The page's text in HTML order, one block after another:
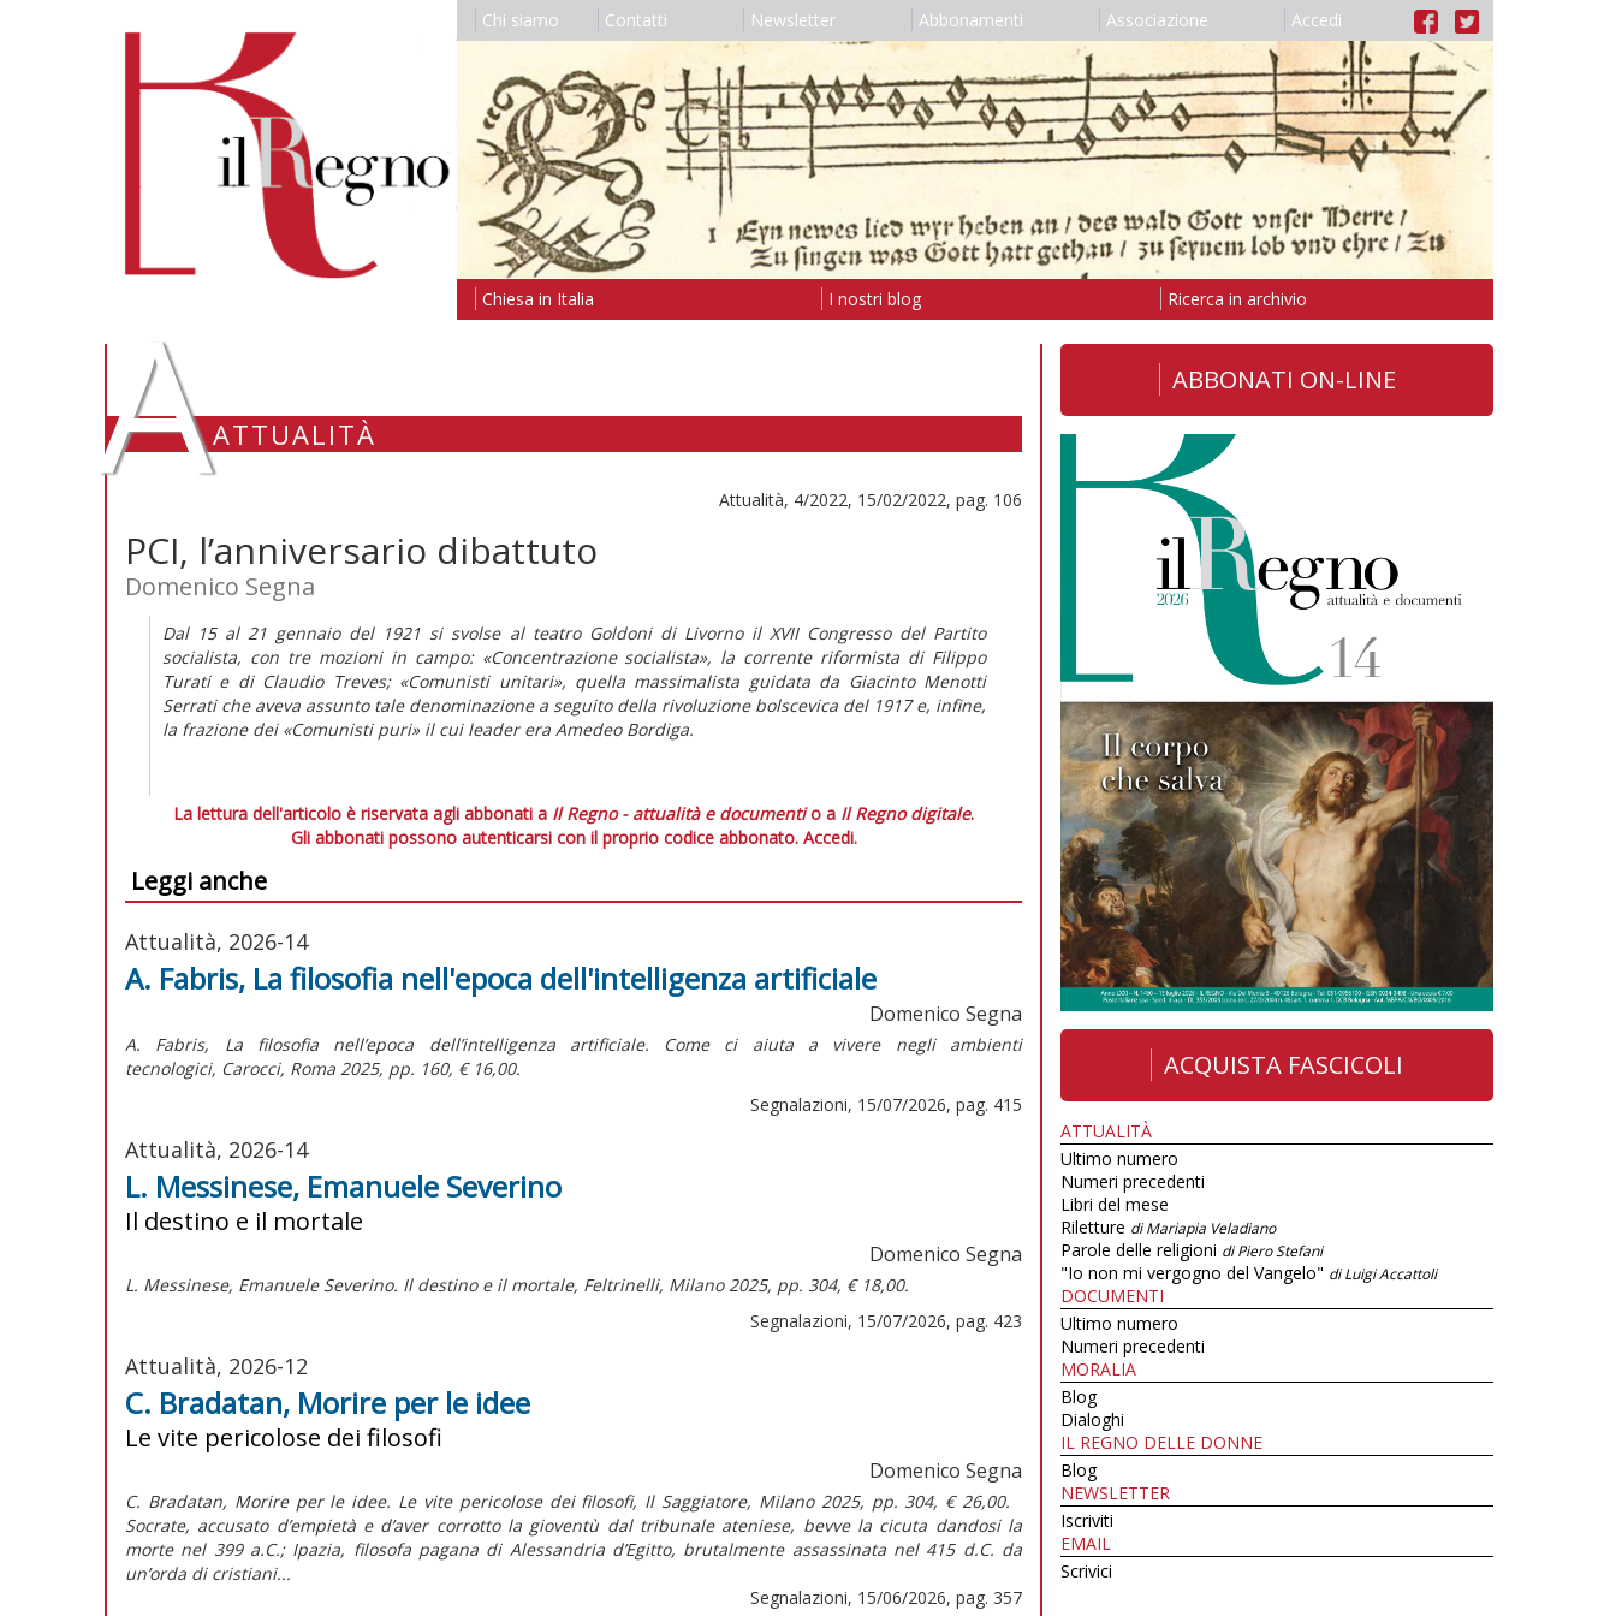
Chi siamo Contatti Newsletter Abbonamenti Associazione Accedi
Chiesa in Italia I nostri blog Ricerca in archivio
AATTUALITÀ
Attualità, 4/2022, 15/02/2022, pag. 106
PCI, l’anniversario dibattuto
Domenico Segna
Dal 15 al 21 gennaio del 1921 si svolse al teatro Goldoni di Livorno il XVII Congresso del Partito
socialista, con tre mozioni in campo: «Concentrazione socialista», la corrente riformista di Filippo
Turati e di Claudio Treves; «Comunisti unitari», quella massimalista guidata da Giacinto Menotti
Serrati che aveva assunto tale denominazione a seguito della rivoluzione bolscevica del 1917 e, infine,
la frazione dei «Comunisti puri» il cui leader era Amedeo Bordiga.
La lettura dell'articolo è riservata agli abbonati a Il Regno - attualità e documentio a Il Regno digitale.
Gli abbonati possono autenticarsi con il proprio codice abbonato. Accedi.
Leggi anche
Attualità, 2026-14
A. Fabris, La filosofia nell'epoca dell'intelligenza artificiale
Domenico Segna
A. Fabris, La filosofia nell’epoca dell’intelligenza artificiale. Come ci aiuta a vivere negli ambienti
tecnologici, Carocci, Roma 2025, pp. 160, € 16,00.
Segnalazioni, 15/07/2026, pag. 415
Attualità, 2026-14
L. Messinese, Emanuele Severino
Il destino e il mortale
Domenico Segna
L. Messinese, Emanuele Severino. Il destino e il mortale, Feltrinelli, Milano 2025, pp. 304, € 18,00.
Segnalazioni, 15/07/2026, pag. 423
Attualità, 2026-12
C. Bradatan, Morire per le idee
Le vite pericolose dei filosofi
Domenico Segna
C. Bradatan, Morire per le idee. Le vite pericolose dei filosofi, Il Saggiatore, Milano 2025, pp. 304, € 26,00.
Socrate, accusato d’empietà e d’aver corrotto la gioventù dal tribunale ateniese, bevve la cicuta dandosi la
morte nel 399 a.C.; Ipazia, filosofa pagana di Alessandria d’Egitto, brutalmente assassinata nel 415 d.C. da
un’orda di cristiani...
Segnalazioni, 15/06/2026, pag. 357
ABBONATI ON-LINE
ACQUISTA FASCICOLI
ATTUALITÀ
Ultimo numero
Numeri precedenti
Libri del mese
Riletture di Mariapia Veladiano
Parole delle religioni di Piero Stefani
"Io non mi vergogno del Vangelo" di Luigi Accattoli
DOCUMENTI
Ultimo numero
Numeri precedenti
MORALIA
Blog
Dialoghi
IL REGNO DELLE DONNE
Blog
NEWSLETTER
Iscriviti
EMAIL
Scrivici